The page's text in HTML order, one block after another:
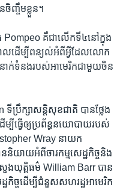
ញ្ចឹមខ្លួន។
គឺជាលើកទី​៤នៅ​ក្នុង
បាល​ដើម្បីពន្យល់អំពីអ្វីដែលលោក​
នាក់ទំនងរបស់អាមេរិកជាមួយ​ចិន
រឹក្សា​សន្តិសុខ​ជាតិ បាន​ថ្លែង
ម្បី​ធ្វើឲ្យ​ប្រព័ន្ធ​នយោបាយ​របស់​
Wray នាយក​
យាយ​អំពី​ចារកម្ម​សេដ្ឋកិច្ច​និង​
សួង​យុត្តិធម៌ ​William Barr ​បាន​
កិច្ច​ដើម្បី​ជំនួស​សហរដ្ឋ​អាមេរិក​